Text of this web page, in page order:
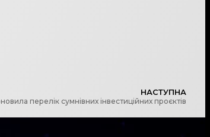
НАСТУПНА
перелік сумнівних інвестиційних проєктів